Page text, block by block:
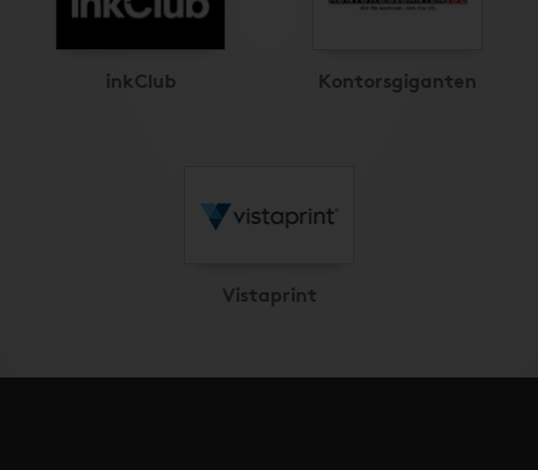
inkClub Kontorsgiganten
Vistaprint